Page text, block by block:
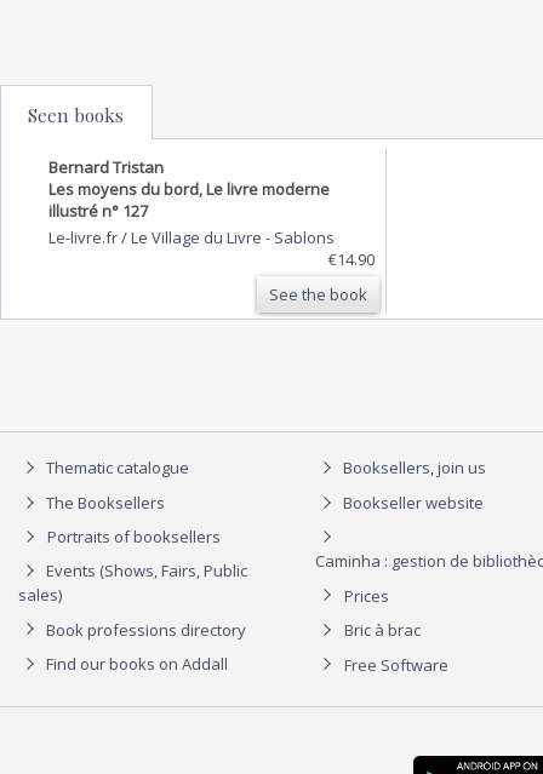
Seen books
Bernard Tristan
Les moyens du bord, Le livre moderne
illustré n° 127
Le-livre.fr / Le Village du Livre - Sablons
€14.90
See the book
Thematic catalogue
The Booksellers
Portraits of booksellers
Events (Shows, Fairs, Public
sales)
Book professions directory
Find our books on Addall
Booksellers, join us
Bookseller website
Caminha : gestion de
Prices
Bric à brac
Free Software